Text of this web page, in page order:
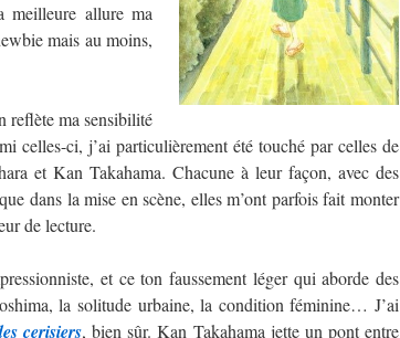
meilleure allure ma
mais au moins,
reflète ma sensibilité
celles-ci, j’ai particulièrement été touché par celles de
et Kan Takahama. Chacune à leur façon, avec des
dans la mise en scène, elles m’ont parfois fait monter
de lecture.
et ce ton faussement léger qui aborde des
la solitude urbaine, la condition féminine… J’ai
cerisiers, bien sûr. Kan Takahama jette un pont entre